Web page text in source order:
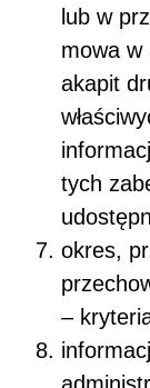
lub w
mowa
akapit
tych
okres,
–